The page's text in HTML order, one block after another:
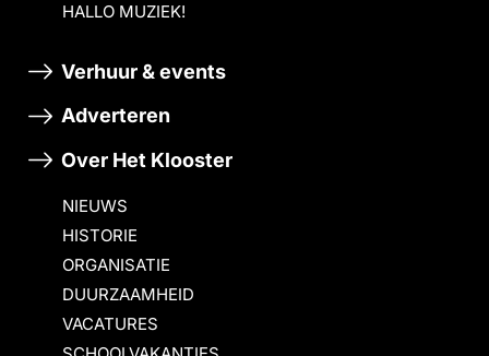
HALLO MUZIEK!
Verhuur & events
Adverteren
Over Het Klooster
NIEUWS
HISTORIE
ORGANISATIE
DUURZAAMHEID
VACATURES